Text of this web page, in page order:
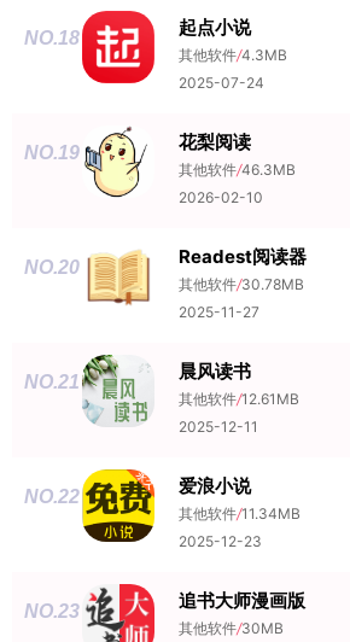
NO.18 起点小说
其他软件/4.3MB
2025-07-24
NO.19 花梨阅读
其他软件/46.3MB
2026-02-10
NO.20 Readest阅读器
其他软件/30.78MB
2025-11-27
NO.21 晨风读书
其他软件/12.61MB
2025-12-11
NO.22 爱浪小说
其他软件/11.34MB
2025-12-23
NO.23 追书大师漫画版
其他软件/30MB